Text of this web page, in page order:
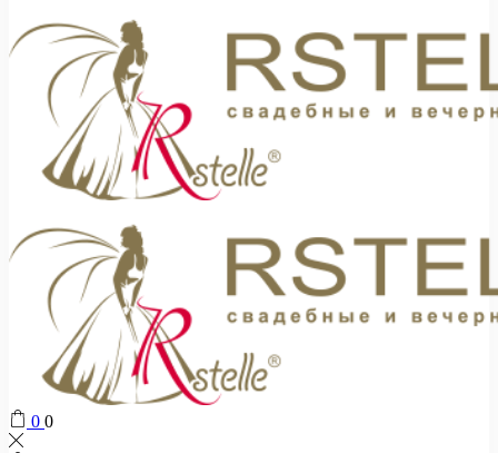
0 0